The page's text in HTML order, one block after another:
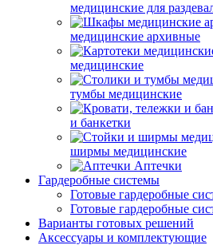
медицинские для
медицинские архивные
медицинские
тумбы медицинские
и банкетки
ширмы медицинские
Аптечки
Гардеробные системы
Готовые гардеробные
Готовые гардеробные
Варианты готовых решений
Аксессуары и комплектующие